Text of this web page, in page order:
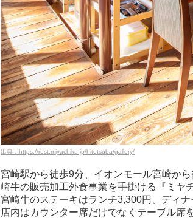
出典：https://rest.miyachiku.jp/hitotsuba/gallery/
宮崎駅から徒歩9分、イオンモール宮崎か
崎牛の販売加工外食事業を手掛ける『ミヤ
宮崎牛のステーキはランチ3,300円、ディ
店内はカウンター席だけでなくテーブル席